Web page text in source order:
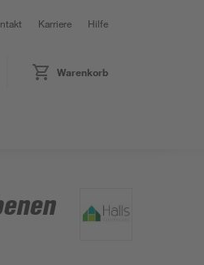
Karriere Hilfe
Warenkorb